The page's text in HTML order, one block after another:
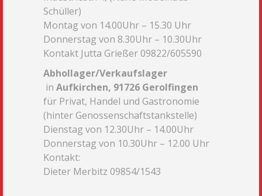
Schüller)
Montag von 14.00Uhr – 15.30 Uhr
Donnerstag von 8.30Uhr – 10.30Uhr
Kontakt Jutta Grießer 09822/605590
Abhollager/Verkaufslager
in Aufkirchen, 91726 Gerolfingen
für Privat, Handel und Gastronomie
(hinter Genossenschaftstankstelle)
Dienstag von 12.30Uhr – 14.00Uhr
Donnerstag von 10.30Uhr – 12.00 Uhr
Kontakt:
Dieter Merbitz 09854/1543